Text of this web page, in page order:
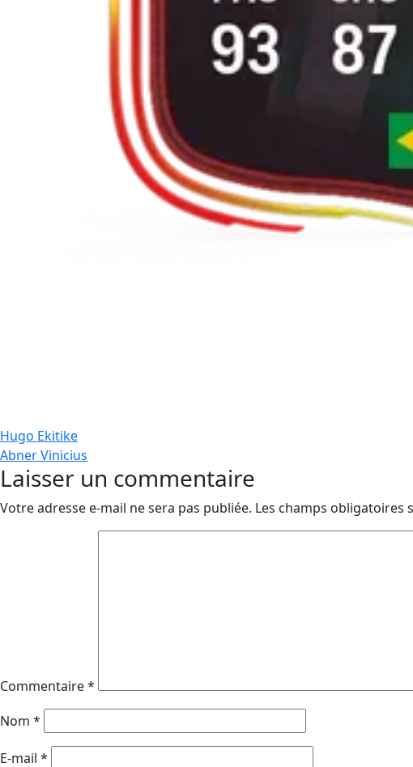
Navigation
de
l’article
Hugo Ekitike
Abner Vinicius
Laisser un commentaire
Votre adresse e-mail ne sera pas publiée. Les champs obligatoires
Commentaire*
Nom *
E-mail *